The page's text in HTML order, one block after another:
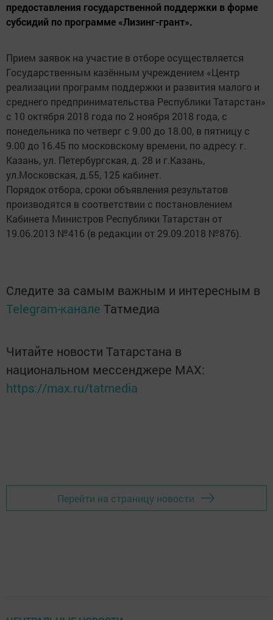
предоставления государственной поддержки в форме
субсидий по программе «Лизинг-грант».
Прием заявок на участие в отборе осуществляется
Государственным казённым учреждением «Центр
реализации программ поддержки и развития малого и
среднего предпринимательства Республики Татарстан»
с 10 октября 2018 года по 2 ноября 2018 года, с
понедельника по четверг с 9.00 до 18.00, в пятницу с
9.00 до 16.45 по московскому времени, по адресу: г.
Казань, ул. Петербургская, д. 28 и г.Казань,
ул.Московская, д.55, 125 кабинет.
Порядок отбора, сроки объявления результатов
производятся в соответствии с постановлением
Кабинета Министров Республики Татарстан от
19.06.2013 №416 (в редакции от 29.09.2018 №876).
Следите за самым важным и интересным в
Telegram-канале Татмедиа
Читайте новости Татарстана в
национальном мессенджере MАХ:
https://max.ru/tatmedia
Перейти на страницу новости